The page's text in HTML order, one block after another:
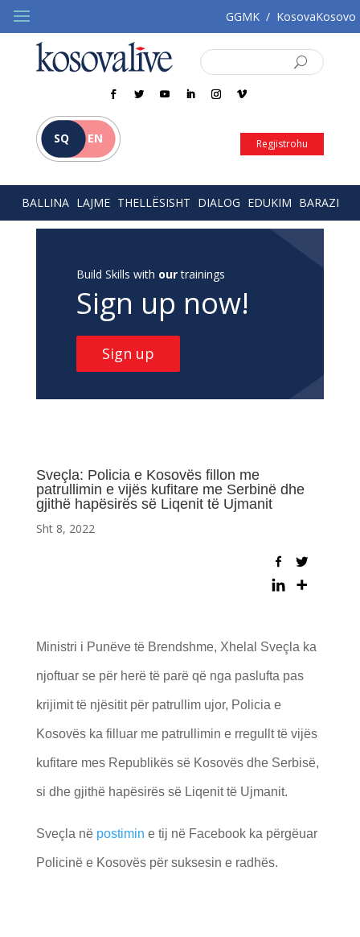
GGMK / KosovaKosovo
SQ EN Regjistrohu
BALLINA LAJME THELLËSISHT DIALOG EDUKIM BARAZI
Build Skills with ourtrainings
Sign up now!
Sign up
Sveçla: Policia e Kosovës fillon me
patrullimin e vijës kufitare me Serbinë dhe
gjithë hapësirës së Liqenit të Ujmanit
Sht 8, 2022
Ministri i Punëve të Brendshme, Xhelal Sveçla ka
njoftuar se për herë të parë që nga paslufta pas
krijimit të njësitit për patrullim ujor, Policia e
Kosovës ka filluar me patrullimin e rregullt të vijës
kufitare mes Republikës së Kosovës dhe Serbisë,
si dhe gjithë hapësirës së Liqenit të Ujmanit.
Sveçla në postimin e tij në Facebook ka përgëuar
Policinë e Kosovës për suksesin e radhës.